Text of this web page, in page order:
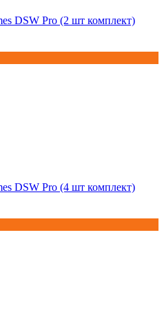
DSW Pro (2 шт комплект)
DSW Pro (4 шт комплект)